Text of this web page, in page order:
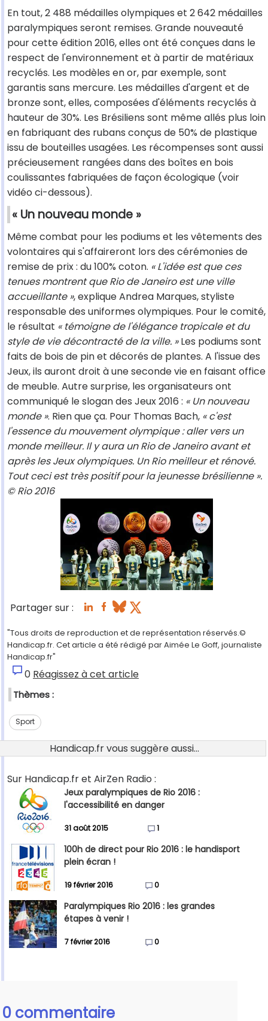
En tout, 2 488 médailles olympiques et 2 642 médailles
paralympiques seront remises. Grande nouveauté
pour cette édition 2016, elles ont été conçues dans le
respect de l'environnement et à partir de matériaux
recyclés. Les modèles en or, par exemple, sont
garantis sans mercure. Les médailles d'argent et de
bronze sont, elles, composées d'éléments recyclés à
hauteur de 30%. Les Brésiliens sont même allés plus loin
en fabriquant des rubans conçus de 50% de plastique
issu de bouteilles usagées. Les récompenses sont aussi
précieusement rangées dans des boîtes en bois
coulissantes fabriquées de façon écologique (voir
vidéo ci-dessous).
« Un nouveau monde »
Même combat pour les podiums et les vêtements des
volontaires qui s'affaireront lors des cérémonies de
remise de prix : du 100% coton. « L'idée est que ces
tenues montrent que Rio de Janeiro est une ville
accueillante », explique Andrea Marques, styliste
responsable des uniformes olympiques. Pour le comité,
le résultat « témoigne de l'élégance tropicale et du
style de vie décontracté de la ville. »Les podiums sont
faits de bois de pin et décorés de plantes. A l'issue des
Jeux, ils auront droit à une seconde vie en faisant office
de meuble. Autre surprise, les organisateurs ont
communiqué le slogan des Jeux 2016 : « Un nouveau
monde ». Rien que ça. Pour Thomas Bach, « c'est
l'essence du mouvement olympique : aller vers un
monde meilleur. Il y aura un Rio de Janeiro avant et
après les Jeux olympiques. Un Rio meilleur et rénové.
Tout ceci est très positif pour la jeunesse brésilienne ».
© Rio 2016
Partager sur :
"Tous droits de reproduction et de représentation réservés.©
Handicap.fr. Cet article a été rédigé par Aimée Le Goff, journaliste
Handicap.fr"
0 Réagissez à cet article
Thèmes :
Sport
Handicap.fr vous suggère aussi...
Sur Handicap.fr et AirZen Radio :
Jeux paralympiques de Rio 2016 :
l'accessibilité en danger
31 août 2015 1
100h de direct pour Rio 2016 : le handisport
plein écran !
19 février 2016 0
Paralympiques Rio 2016 : les grandes
étapes à venir !
7 février 2016 0
0 commentaire